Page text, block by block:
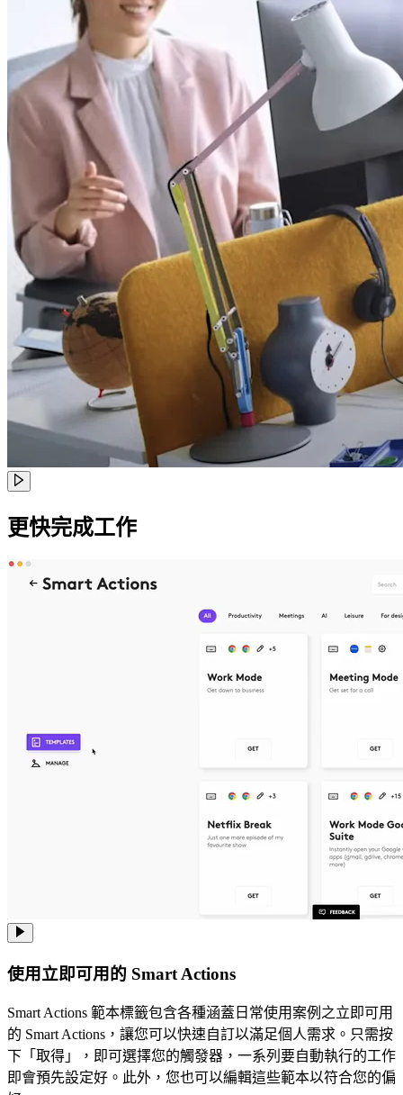
更快完成工作
使用立即可用的 Smart Actions
Smart Actions 範本標籤包含各種涵蓋日常使用案例之立即可用
的 Smart Actions，讓您可以快速自訂以滿足個人需求。只需按
下「取得」，即可選擇您的觸發器，一系列要自動執行的工作
即會預先設定好。此外，您也可以編輯這些範本以符合您的偏